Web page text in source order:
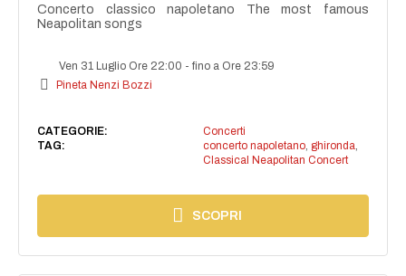
Concerto classico napoletano The most famous
Neapolitan songs
Ven 31 Luglio Ore 22:00 -fino a Ore 23:59
Pineta Nenzi Bozzi
CATEGORIE:
Concerti
TAG:
concerto napoletano, ghironda
Classical Neapolitan Concert
SCOPRI